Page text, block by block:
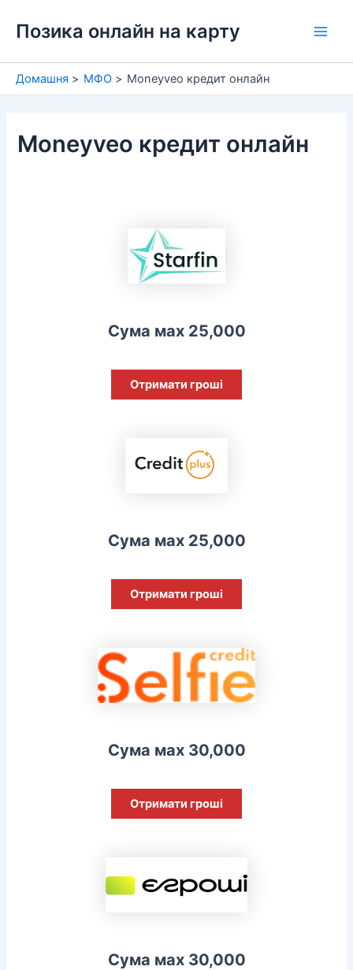
Позика онлайн на карту
Домашня МФО Moneyveo кредит онлайн
Moneyveo кредит онлайн
Сума мах 25,000
Отримати гроші
Сума мах 25,000
Отримати гроші
Сума мах 30,000
Отримати гроші
Сума мах 30,000